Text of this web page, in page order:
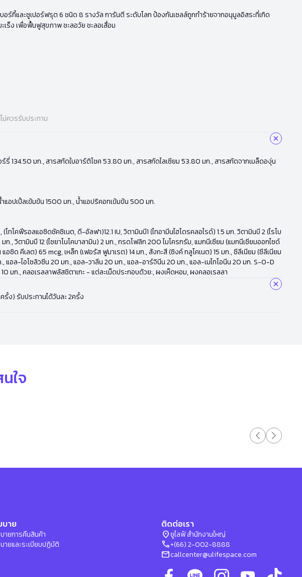
ร์กี้และซูเปอร์ฟรุต 6 ชนิด 8 รางวัล การันตี ระดับโลก ป้องกันเซลล์ถูกทำร้ายจากอนุมูลอิสระที่เกิด
เร็ง เพื่อฟื้นฟูสุขภาพ ชะลอวัย ชะลอเสื่อม
ม่ควรรับประทาน
134.50 มก., สารสกัดใบอาร์ติโชค 53.80 มก., สารสกัดไลเซียม 53.80 มก., สารสกัดจากเมล็ดองุ่น
อปเปิ้ลเข้มข้น 1500 มก., น้ำแอปริคอทเข้มข้น 500 มก.
คฟีรอลแอซิดซัคซิเนต, ดี-อัลฟา)12.1 IU, วิตามินบี1 (ไทอามีนไฮโดรคลอไรด์) 1.5 มก. วิตามินบี 2 (ไรโบ
วิตามินบี 12 (ไซยาโนโคบาลามิน) 2 มก., กรดโฟลิก 200 ไมโครกรัม, แมกนีเซียม (แมกนีเซียมออกไซด์
ซิด คีเลต) 65 mcg, เหล็ก (เฟอรัส ฟูมาเรต) 14 มก., สังกะสี (ซิงค์ กลูโคเนต) 15 มก., ซีลีเนียม (ซีลีเนียม
อล-ไอโซลิวซีน 20 มก., แอล-วาลีน 20 มก., แอล-อาร์จินีน 20 มก., แอล-เมไทโอนีน 20 มก. S-O-D
มก., คลอเรลลาพลัสชิตาเกะ - แต่ละเม็ดประกอบด้วย:, ผงเห็ดหอม, ผงคลอเรลลา
ง) รับประทานได้วันละ 2ครั้ง
ใจ
บาย
ายการคืนสินค้า
ายและระเบียบปฏิบัติ
ติดต่อเรา
location_onยูไลฟ์ สำนักงานใหญ่
phone+(66) 2-002-8888
mailcallcenter@ulifespace.com